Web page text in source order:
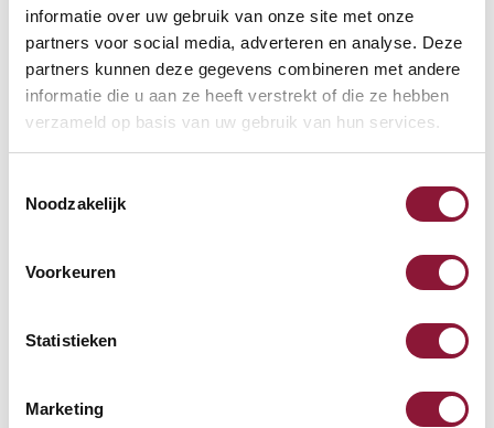
informatie over uw gebruik van onze site met onze
partners voor social media, adverteren en analyse. Deze
partners kunnen deze gegevens combineren met andere
informatie die u aan ze heeft verstrekt of die ze hebben
verzameld op basis van uw gebruik van hun services.
Noodzakelijk
Voorkeuren
Statistieken
Marketing
VOETENSTER IN GEPOLIJST ALUMINIUM ?
Aantal: